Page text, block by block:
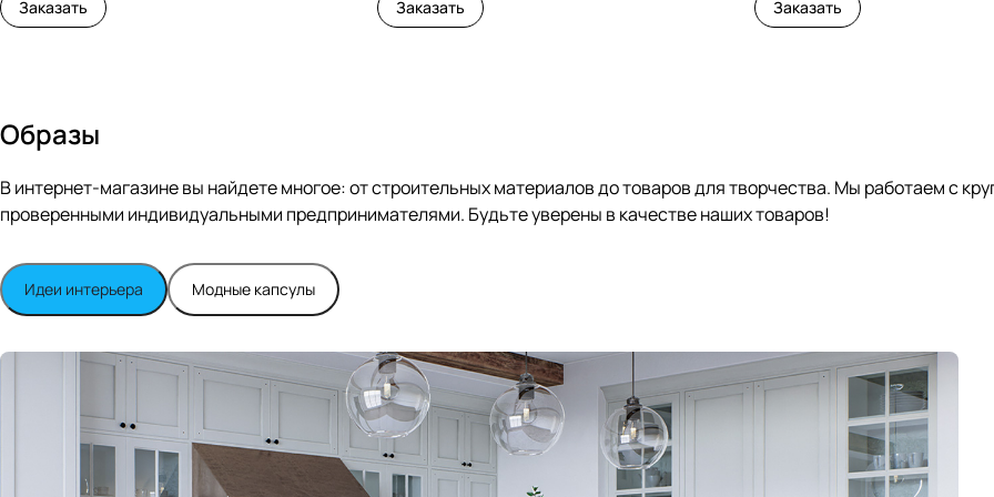
Заказать Заказать Заказать
Образы
В интернет-магазине вы найдете многое: от строительных материалов до товаров для творчества. Мы работаем с
проверенными индивидуальными предпринимателями. Будьте уверены в качестве наших товаров!
Идеи интерьера Модные капсулы